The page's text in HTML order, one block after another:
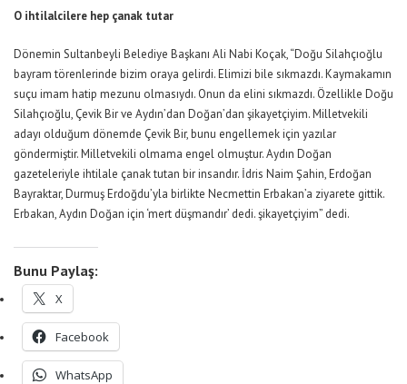
O ihtilalcilere hep çanak tutar
Dönemin Sultanbeyli Belediye Başkanı Ali Nabi Koçak, “Doğu Silahçıoğlu
bayram törenlerinde bizim oraya gelirdi. Elimizi bile sıkmazdı. Kaymakamın
suçu imam hatip mezunu olmasıydı. Onun da elini sıkmazdı. Özellikle Doğu
Silahçıoğlu, Çevik Bir ve Aydın’dan Doğan’dan şikayetçiyim. Milletvekili
adayı olduğum dönemde Çevik Bir, bunu engellemek için yazılar
göndermiştir. Milletvekili olmama engel olmuştur. Aydın Doğan
gazeteleriyle ihtilale çanak tutan bir insandır. İdris Naim Şahin, Erdoğan
Bayraktar, Durmuş Erdoğdu’yla birlikte Necmettin Erbakan’a ziyarete gittik.
Erbakan, Aydın Doğan için ‘mert düşmandır’ dedi. şikayetçiyim” dedi.
Bunu Paylaş:
X
Facebook
WhatsApp